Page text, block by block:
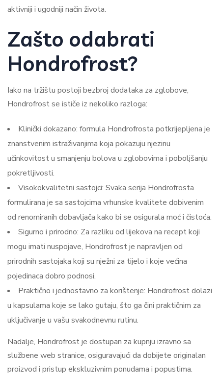
aktivniji i ugodniji način života.
Zašto odabrati
Hondrofrost?
Iako na tržištu postoji bezbroj dodataka za zglobove,
Hondrofrost se ističe iz nekoliko razloga:
Klinički dokazano: formula Hondrofrosta potkrijepljena je
znanstvenim istraživanjima koja pokazuju njezinu
učinkovitost u smanjenju bolova u zglobovima i poboljšanju
pokretljivosti.
Visokokvalitetni sastojci: Svaka serija Hondrofrosta
formulirana je sa sastojcima vrhunske kvalitete dobivenim
od renomiranih dobavljača kako bi se osigurala moć i čistoća.
Sigurno i prirodno: Za razliku od lijekova na recept koji
mogu imati nuspojave, Hondrofrost je napravljen od
prirodnih sastojaka koji su nježni za tijelo i koje većina
pojedinaca dobro podnosi.
Praktično i jednostavno za korištenje: Hondrofrost dolazi
u kapsulama koje se lako gutaju, što ga čini praktičnim za
uključivanje u vašu svakodnevnu rutinu.
Nadalje, Hondrofrost je dostupan za kupnju izravno sa
službene web stranice, osiguravajući da dobijete originalan
proizvod i pristup ekskluzivnim ponudama i popustima.